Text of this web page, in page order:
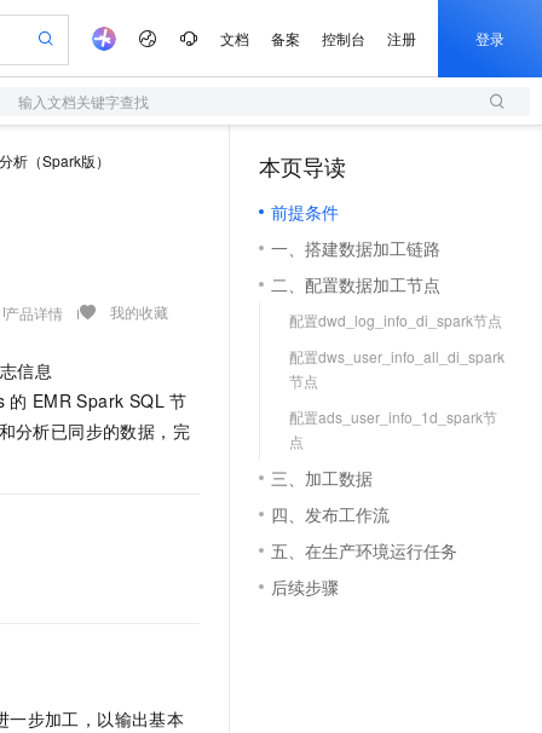
文档 备案 控制台 注册 登录
输入文档关键字查找
析（Spark版）
产品详情 我的收藏
信息
的 EMR Spark SQL 节
分析已同步的数据，完
一步加工，以输出基本
本页导读
前提条件
一、搭建数据加工链路
二、配置数据加工节点
配置dwd_log_info_di_spark节点
配置dws_user_info_all_di_spark
节点
配置ads_user_info_1d_spark节
点
三、加工数据
四、发布工作流
五、在生产环境运行任务
后续步骤
平台百炼
频生成
1.1-T2V
腻的高质量视频
语音识别与合成
Qwen3-TTS-Flash
Cosyvoice-V3-Flash
Fun-ASR
智能体编程平台
能体编程平台
100%兼容MySQL、PostgreSQL，兼容Oracle，支持集中和分布式
轻量应用服务器
数字证书管理服务（原SSL证书）
实现全站HTTPS，呈现可信的WEB访问
国内短信简单易用，安全可靠，秒级触达，全球覆盖200+国家和地区。
大数据开发治理平台 DataWorks
企业门户网站
以可视化方式快速构建移动和 PC 门户网站
一句话生成原生可编辑精美 PPT 文稿
输入一句话想法, 轻松生成专业的 PPT
一键部署幻兽帕鲁游戏服务器 HOT
一键购买专属联机服务器，轻松开启游戏
漫剧工坊：一站式动画创作平台
快速生产连贯的高质量长漫剧
10 分钟搭建微信、支付宝小程序
高效部署网站，快速应用到小程序
生成，高效打造优质广告素材
无忧落地极速上线
AI 活动
AI 生产力先锋
先锋实践拓展 AI 生产力的边界
飞天发布时刻
所见，即是所愿
从基础到进阶，Agent 创客手把手教你
上云场景组合购
覆盖90%+业务场景，专享组合折扣价
云聚AI 严选权益
精选AI产品，从模型到应用全链提效
阿里云 OPC 创新助力计划
Token 补贴，五大权
益加速 OPC 成功
专业服务
计划
Alibaba Cloud ISV 合作
服务伙伴合作计划
Al MaaS 服务伙伴赋能合作
伙伴信用分合作计划
更多支持
合作伙伴培训与认证
查询合作伙伴
登录合作伙伴管理后台
开发者社区
我要反馈
我要投诉
加入我们
校园招聘